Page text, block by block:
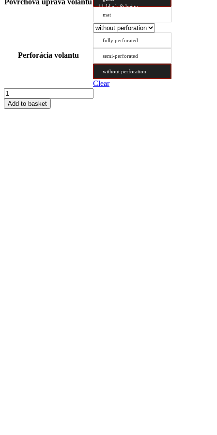
11-black & beige
mat
Perforácia volantu
fully perforated
semi-perforated
without perforation
Clear
Steering
Wheel
Cover
Add to basket